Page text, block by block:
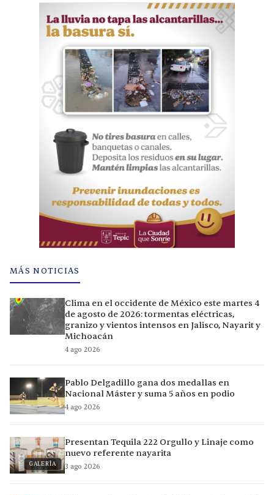
MÁS NOTICIAS
Clima en el occidente de México este martes 4
de agosto de 2026: tormentas eléctricas,
granizo y vientos intensos en Jalisco, Nayarit y
Michoacán
4 ago 2026
Pablo Delgadillo gana dos medallas en
Nacional Máster y suma 5 años en podio
4 ago 2026
GALERÍA
Presentan Tequila 222 Orgullo y Linaje como
nuevo referente nayarita
3 ago 2026